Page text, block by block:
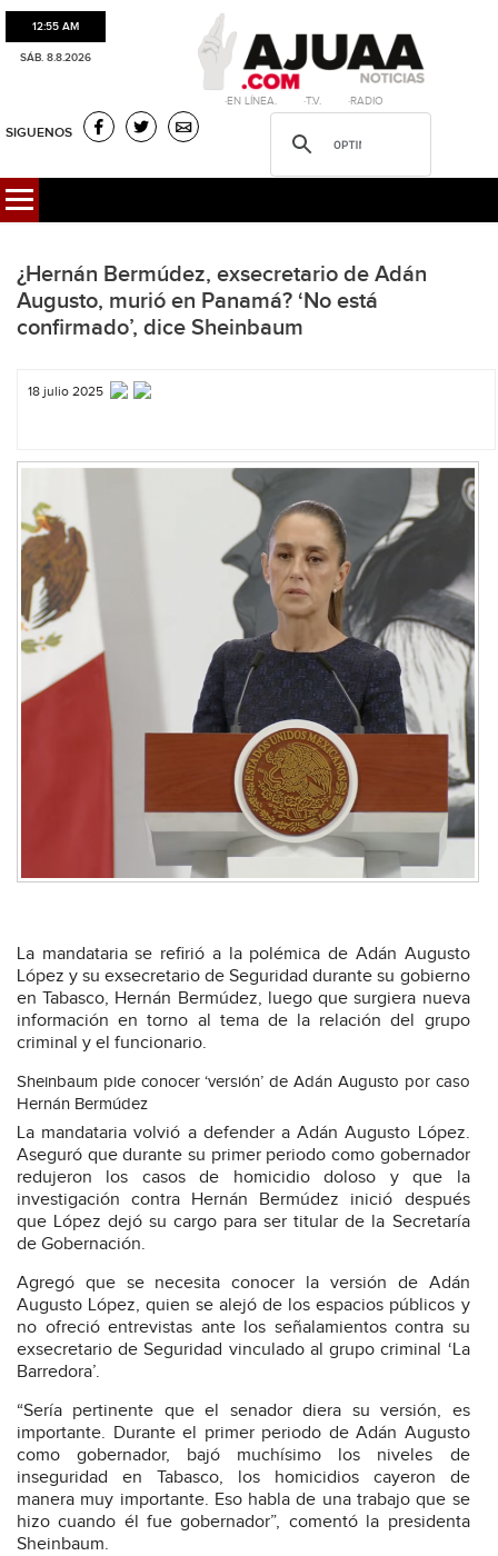
12:55 AM
SÁB. 8.8.2026
·EN LÍNEA. ·T.V. ·RADIO
SIGUENOS
¿Hernán Bermúdez, exsecretario de Adán
Augusto, murió en Panamá? ‘No está
confirmado’, dice Sheinbaum
18 julio 2025
La mandataria se refirió a la polémica de Adán Augusto
López y su exsecretario de Seguridad durante su gobierno
en Tabasco, Hernán Bermúdez, luego que surgiera nueva
información en torno al tema de la relación del grupo
criminal y el funcionario.
Sheinbaum pide conocer ‘versión’ de Adán Augusto por caso
Hernán Bermúdez
La mandataria volvió a defender a Adán Augusto López.
Aseguró que durante su primer periodo como gobernador
redujeron los casos de homicidio doloso y que la
investigación contra Hernán Bermúdez inició después
que López dejó su cargo para ser titular de la Secretaría
de Gobernación.
Agregó que se necesita conocer la versión de Adán
Augusto López, quien se alejó de los espacios públicos y
no ofreció entrevistas ante los señalamientos contra su
exsecretario de Seguridad vinculado al grupo criminal ‘La
Barredora’.
“Sería pertinente que el senador diera su versión, es
importante. Durante el primer periodo de Adán Augusto
como gobernador, bajó muchísimo los niveles de
inseguridad en Tabasco, los homicidios cayeron de
manera muy importante. Eso habla de una trabajo que se
hizo cuando él fue gobernador”, comentó la presidenta
Sheinbaum.